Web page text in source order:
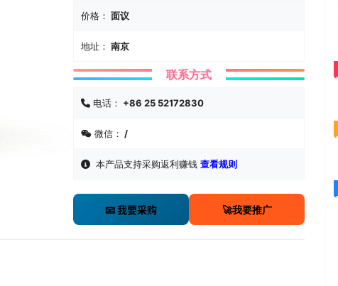
价格： 面议
地址： 南京
联系方式
电话： +86 25 52172830
微信： /
本产品支持采购返利赚钱 查看规则
📧 我要采购 🚀我要推广